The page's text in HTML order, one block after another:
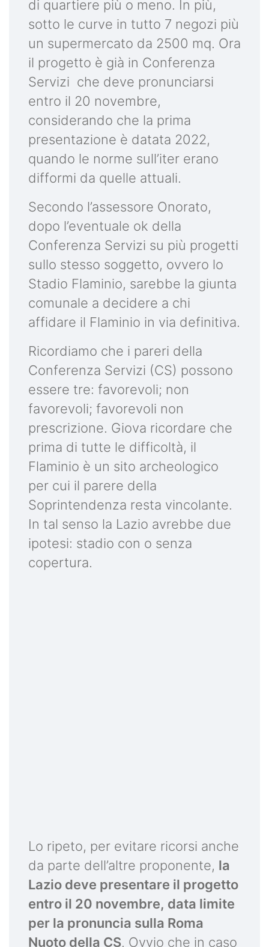
di quartiere più o meno. In più,
sotto le curve in tutto 7 negozi più
un supermercato da 2500 mq. Ora
il progetto è già in Conferenza
Servizi che deve pronunciarsi
entro il 20 novembre,
considerando che la prima
presentazione è datata 2022,
quando le norme sull’iter erano
difformi da quelle attuali.
Secondo l’assessore Onorato,
dopo l’eventuale ok della
Conferenza Servizi su più progetti
sullo stesso soggetto, ovvero lo
Stadio Flaminio, sarebbe la giunta
comunale a decidere a chi
affidare il Flaminio in via definitiva.
Ricordiamo che i pareri della
Conferenza Servizi (CS) possono
essere tre: favorevoli; non
favorevoli; favorevoli non
prescrizione. Giova ricordare che
prima di tutte le difficoltà, il
Flaminio è un sito archeologico
per cui il parere della
Soprintendenza resta vincolante.
In tal senso la Lazio avrebbe due
ipotesi: stadio con o senza
copertura.
Lo ripeto, per evitare ricorsi anche
da parte dell’altre proponente, la
Lazio deve presentare il progetto
entro il 20 novembre, data limite
per la pronuncia sulla Roma
Nuoto della CS. Ovvio che in caso